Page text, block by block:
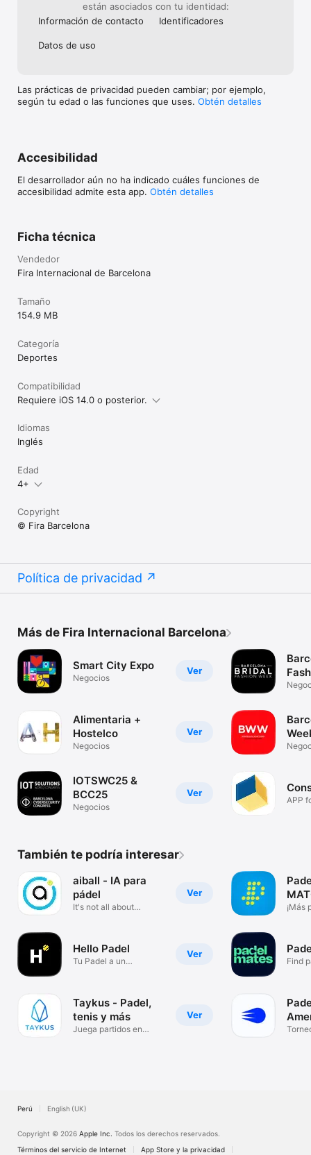
están asociados con tu identidad:
Información de contacto
Identificado­res
Datos de uso
Las prácticas de privacidad pueden cambiar; por ejemplo,
según tu edad o las funciones que uses. Obtén detalles
Accesibilidad
El desarrollador aún no ha indicado cuáles funciones de
accesibilidad admite esta app. Obtén detalles
Ficha técnica
Vendedor
Fira Internacional de Barcelona
Tamaño
154.9 MB
Categoría
Deportes
Compatibilidad
Requiere iOS 14.0 o posterior.
Idiomas
Inglés
Edad
4+
Copyright
© Fira Barcelona
Política de privacidad
Más de Fira Internacional Barcelona
Ver
Smart City Expo
Negocios
Ver
Alimentaria +
Hostelco
Negocios
Ver
IOTSWC25 &
BCC25
Negocios
APP
También te podría interesar
Ver
aiball - IA para
pádel
It's not all about
Ver
Hello Padel
Tu Padel a un
Ver
Taykus - Padel,
tenis y más
Juega partidos en
¡Más
Find
Perú English (UK)
Copyright © 2026 Apple Inc. Todos los derechos reservados.
Términos del servicio de Internet
App Store y la privacidad